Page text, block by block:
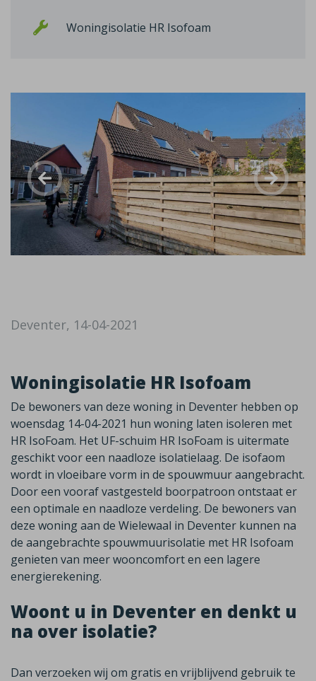
Woningisolatie HR Isofoam
Deventer, 14-04-2021
Woningisolatie HR Isofoam
De bewoners van deze woning in Deventer hebben op
woensdag 14-04-2021 hun woning laten isoleren met
HR IsoFoam. Het UF-schuim HR IsoFoam is uitermate
geschikt voor een naadloze isolatielaag. De isofaom
wordt in vloeibare vorm in de spouwmuur aangebracht.
Door een vooraf vastgesteld boorpatroon ontstaat er
een optimale en naadloze verdeling. De bewoners van
deze woning aan de Wielewaal in Deventer kunnen na
de aangebrachte spouwmuurisolatie met HR Isofoam
genieten van meer wooncomfort en een lagere
energierekening.
Woont u in Deventer en denkt u
na over isolatie?
Dan verzoeken wij om gratis en vrijblijvend gebruik te